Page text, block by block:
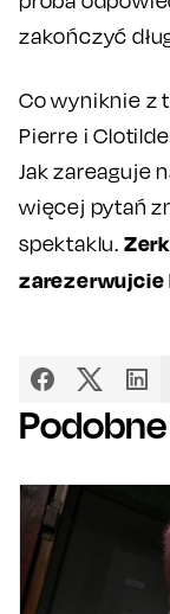
zakończyć
Co wyniknie z
Pierre i
Jak zareaguje
więcej pytań
spektaklu.